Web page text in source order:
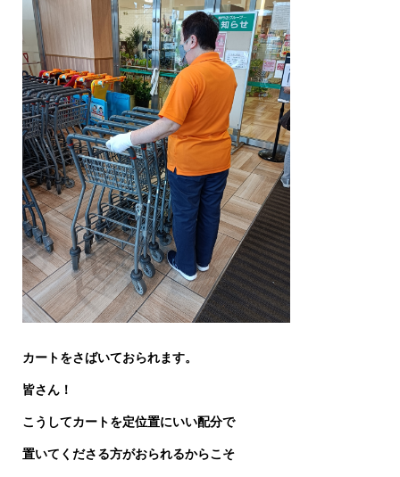
カートをさばいておられます。
皆さん！
こうしてカートを定位置にいい配分で
置いてくださる方がおられるからこそ